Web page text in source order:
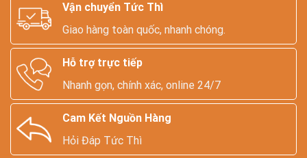
Vận chuyển Tức Thì
Giao hàng toàn quốc, nhanh chóng.
Hỗ trợ trực tiếp
Nhanh gọn, chính xác, online 24/7
Cam Kết Nguồn Hàng
Hỏi Đáp Tức Thì